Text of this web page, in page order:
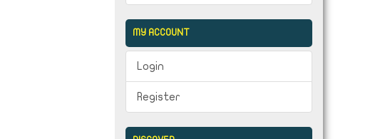
MY ACCOUNT
Login
Register